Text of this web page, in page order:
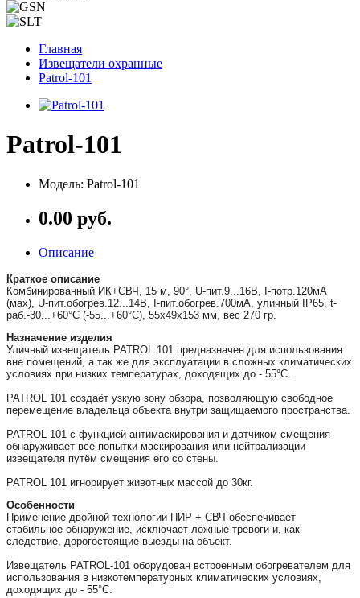
Главная
Извещатели охранные
Patrol-101
Patrol-101
Модель: Patrol-101
0.00 руб.
Описание
Краткое описание
Комбинированный ИК+СВЧ, 15 м, 90°, U-пит.9...16В, I-потр.120мА
(мах), U-пит.обогрев.12...14В, I-пит.обогрев.700мА, уличный IP65, t-
раб.-30...+60°С (-55...+60°С), 55х49х153 мм, вес 270 гр.
Назначение изделия
Уличный извещатель PATROL 101 предназначен для использования
вне помещений, а так же для эксплуатации в сложных климатических
условиях при низких температурах, доходящих до - 55°С.
PATROL 101 создаёт узкую зону обзора, позволяющую свободное
перемещение владельца объекта внутри защищаемого пространства.
PATROL 101 с функцией антимаскирования и датчиком смещения
обнаруживает все попытки маскирования или нейтрализации
извещателя путём смещения его со стены.
PATROL 101 игнорирует животных массой до 30кг.
Особенности
Применение двойной технологии ПИР + СВЧ обеспечивает
стабильное обнаружение, исключает ложные тревоги и, как
следствие, дорогостоящие выезды на объект.
Извещатель PATROL-101 оборудован встроенным обогревателем для
использования в низкотемпературных климатических условиях,
доходящих до - 55°С.